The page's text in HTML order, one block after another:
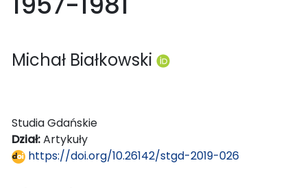
Michał Białkowski
Studia Gdańskie
Dział:Artykuły
https://doi.org/10.26142/stgd-2019-026